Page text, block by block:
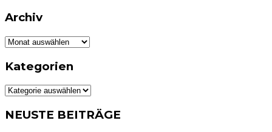
Archiv
Archiv
Kategorien
Kategorien
NEUSTE BEITRÄGE